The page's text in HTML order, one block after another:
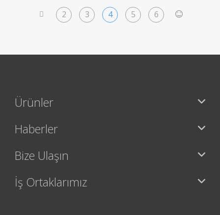
2 3 4 5 6
Ürünler
Haberler
Bize Ulaşın
İş Ortaklarımız